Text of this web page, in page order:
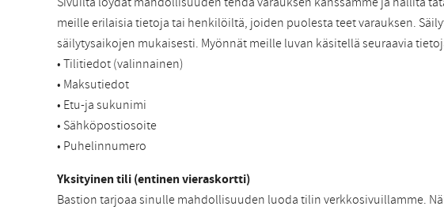
meille erilaisia tietoja tai henkilöiltä, joiden puolesta teet varauksen.
säilytysaikojen mukaisesti. Myönnät meille luvan käsitellä seuraavia
• Tilitiedot (valinnainen)
• Maksutiedot
• Etu-ja sukunimi
• Sähköpostiosoite
• Puhelinnumero
Yksityinen tili (entinen vieraskortti)
Bastion tarjoaa sinulle mahdollisuuden luoda tilin verkkosivuillamme.